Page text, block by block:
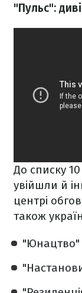
"Пульс":
До списку
увійшли й
центрі
також
"Юнацтво"